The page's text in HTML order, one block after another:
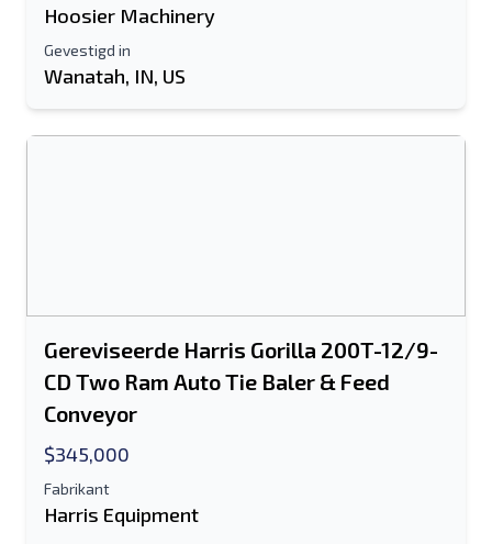
Hoosier Machinery
Gevestigd in
Wanatah, IN, US
Gereviseerde Harris Gorilla 200T-12/9-
CD Two Ram Auto Tie Baler & Feed
Conveyor
$345,000
Fabrikant
Harris Equipment